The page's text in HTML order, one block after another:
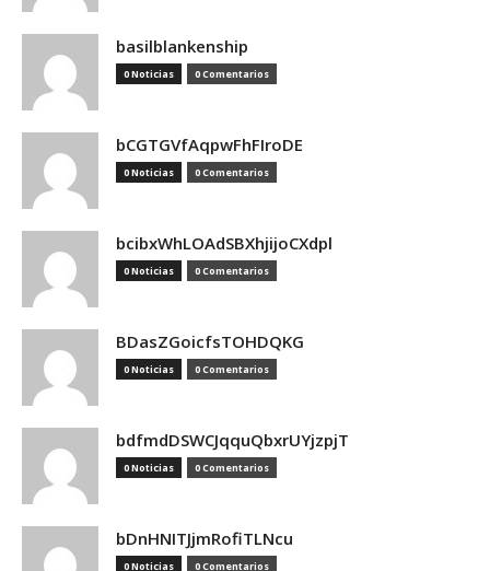
basilblankenship
0 Noticias 0 Comentarios
bCGTGVfAqpwFhFIroDE
0 Noticias 0 Comentarios
bcibxWhLOAdSBXhjijoCXdpl
0 Noticias 0 Comentarios
BDasZGoicfsTOHDQKG
0 Noticias 0 Comentarios
bdfmdDSWCJqquQbxrUYjzpjT
0 Noticias 0 Comentarios
bDnHNITJjmRofiTLNcu
0 Noticias 0 Comentarios